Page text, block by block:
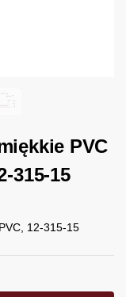
PVC
315-15
12-315-15